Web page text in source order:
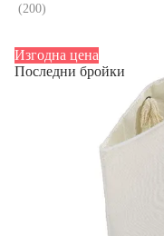
Изгодна цена
Последни бройки
(200)